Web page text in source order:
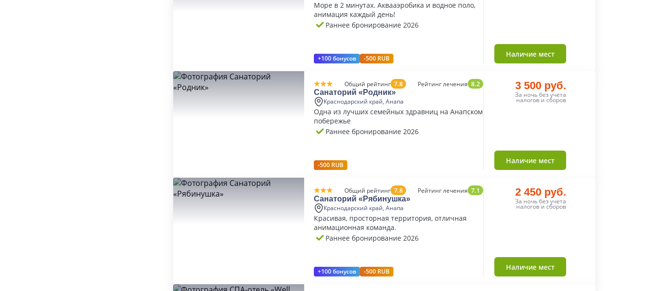
Море в 2 минутах. Аквааэробика и водное поло,
анимация каждый день!
Раннее бронирование 2026
+100 бонусов -500 RUB Наличие мест
Общий рейтинг 7.8 Рейтинг лечения 8.2
Санаторий «Родник»
Краснодарский край, Анапа
Одна из лучших семейных здравниц на Анапском
побережье
Раннее бронирование 2026
-500 RUB
3 500 руб.
За ночь без учета
налогов и сборов
Наличие мест
Общий рейтинг 7.8 Рейтинг лечения 7.1
Санаторий «Рябинушка»
Краснодарский край, Анапа
Красивая, просторная территория, отличная
анимационная команда.
Раннее бронирование 2026
+100 бонусов -500 RUB
2 450 руб.
За ночь без учета
налогов и сборов
Наличие мест